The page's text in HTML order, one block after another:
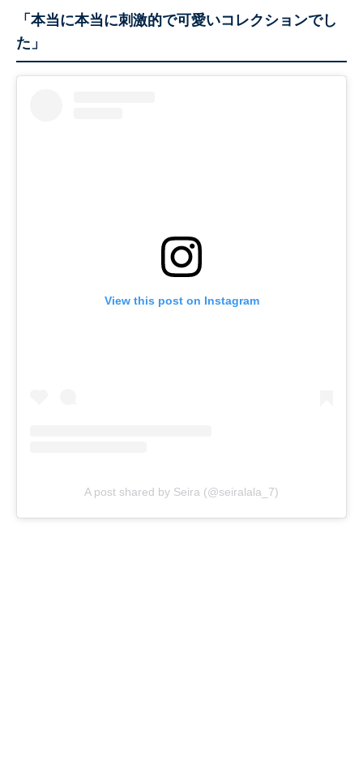
「本当に本当に刺激的で可愛いコレクションでし
た」
View this post on Instagram
A post shared by Seira (@seiralala_7)